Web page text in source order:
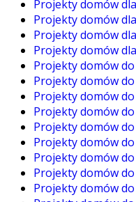
Projekty domów
Projekty domów
Projekty domów
Projekty domów
Projekty domów do
Projekty domów do
Projekty domów do
Projekty domów do
Projekty domów do
Projekty domów do
Projekty domów do
Projekty domów do
Projekty domów do